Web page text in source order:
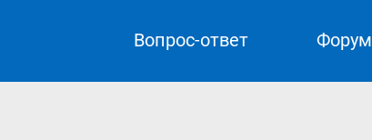
Вопрос-ответ Форум